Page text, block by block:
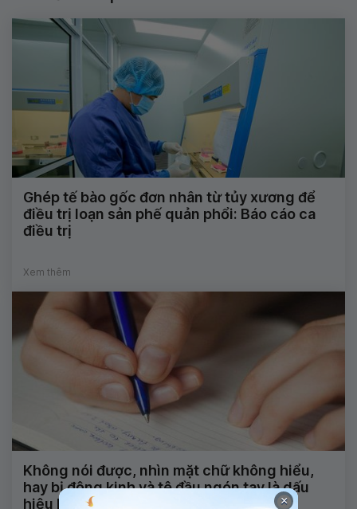
Ghép tế bào gốc đơn nhân từ tủy xương để
điều trị loạn sản phế quản phổi: Báo cáo ca
điều trị
Xem thêm
Không nói được, nhìn mặt chữ không hiểu,
hay bị động kinh và tê đầu ngón tay là dấu
hiệu bệnh gì?
×